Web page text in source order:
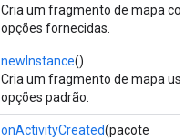
Cria um fragmento de mapa com
opções fornecidas.
newInstance()
Cria um fragmento de mapa
opções padrão.
onActivityCreated(pacote